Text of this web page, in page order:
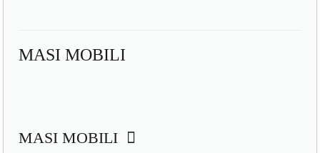
MASI MOBILI
MASI MOBILI